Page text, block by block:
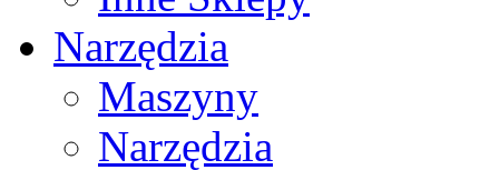
Narzędzia
Maszyny
Narzędzia